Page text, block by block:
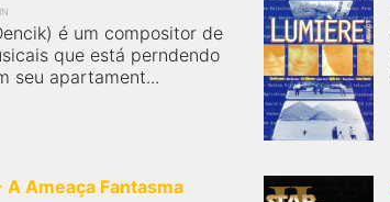
é um compositor de
que está perndendo
seu apartament...
Ameaça Fantasma